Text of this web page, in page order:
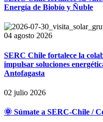
Energía de Biobío y Ñuble
04 agosto 2026
SERC Chile fortalece la
impulsar soluciones
Antofagasta
02 julio 2026
🌞 Súmate a SERC-Chile /